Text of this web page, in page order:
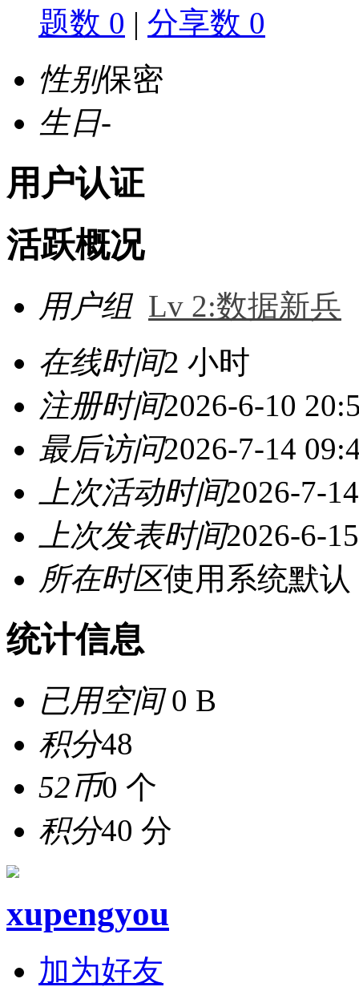
题数 0 | 分享数 0
性别保密
生日-
用户认证
活跃概况
用户组 Lv 2:数据新兵
在线时间2 小时
注册时间2026-6-10
最后访问2026-7-14
上次活动时间2026-7-
上次发表时间2026-6-
所在时区使用系统默认
统计信息
已用空间0 B
积分48
52币0 个
积分40 分
xupengyou
加为好友